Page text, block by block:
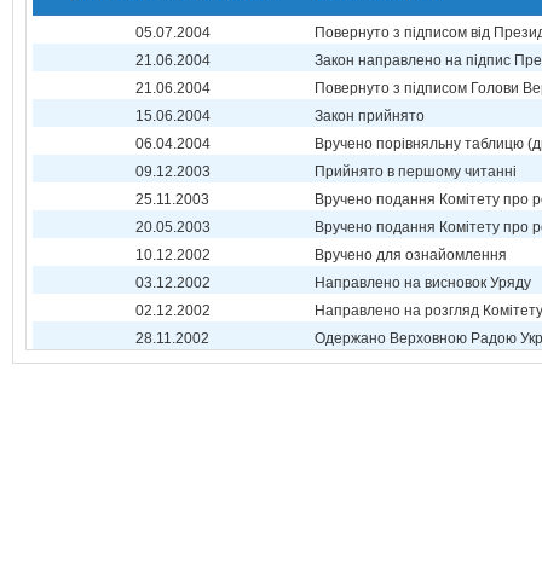
05.07.2004
Повернуто з підписом від
21.06.2004
Закон направлено на підпис
21.06.2004
Повернуто з підписом Голови
15.06.2004
Закон прийнято
06.04.2004
Вручено порівняльну таблицю
09.12.2003
Прийнято в першому читанні
25.11.2003
Вручено подання Комітету про
20.05.2003
Вручено подання Комітету про
10.12.2002
Вручено для ознайомлення
03.12.2002
Направлено на висновок Уряду
02.12.2002
Направлено на розгляд Комітету
28.11.2002
Одержано Верховною Радою